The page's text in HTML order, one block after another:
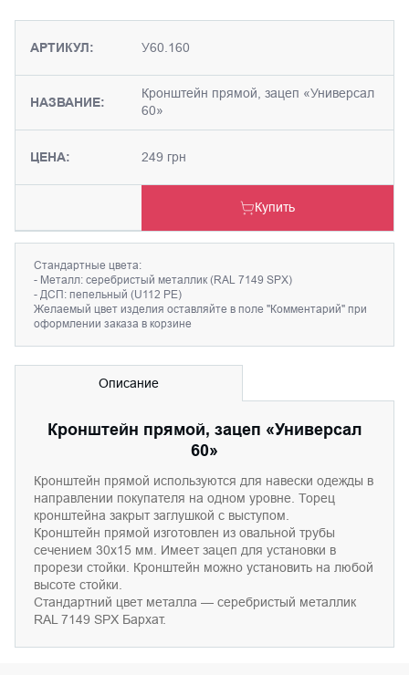
АРТИКУЛ:
НАЗВАНИЕ:
ЦЕНА:
У60.160
Кронштейн прямой, зацеп «Универсал
60»
249 грн
Купить
Стандартные цвета:
- Металл: серебристый металлик (RAL 7149 SPX)
- ДСП: пепельный (U112 PE)
Желаемый цвет изделия оставляйте в поле "Комментарий" при
оформлении заказа в корзине
Описание
Кронштейн прямой, зацеп «Универсал
60»
Кронштейн прямой используются для навески одежды в
направлении покупателя на одном уровне . Торец
кронштейна закрыт заглушкой с выступом.
Кронштейн прямой изготовлен из овальной трубы
сечением 30х15 мм. Имеет зацеп для установки в
прорези стойки. Кронштейн можно установить на любой
высоте стойки
Стандартний цвет металла — серебристый металлик
RAL 7149 SPX Бархат.